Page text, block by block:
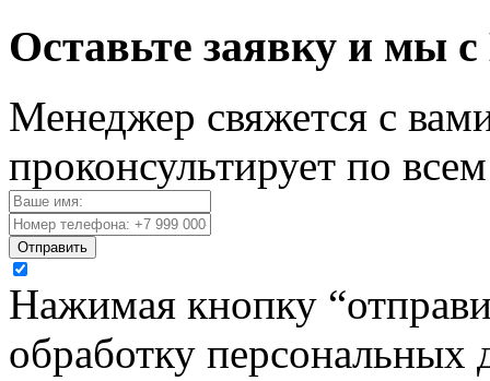
Оставьте заявку и мы
Менеджер свяжется с
проконсультирует по
Отправить
Нажимая кнопку
обработку персональных